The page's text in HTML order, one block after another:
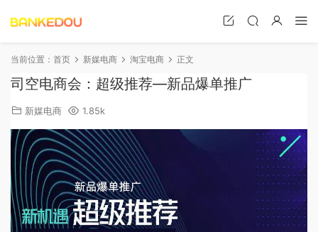
当前位置： 首页 新媒电商 淘宝电商 正文
司空电商会：超级推荐—新品爆单推广
新媒电商 1.85k